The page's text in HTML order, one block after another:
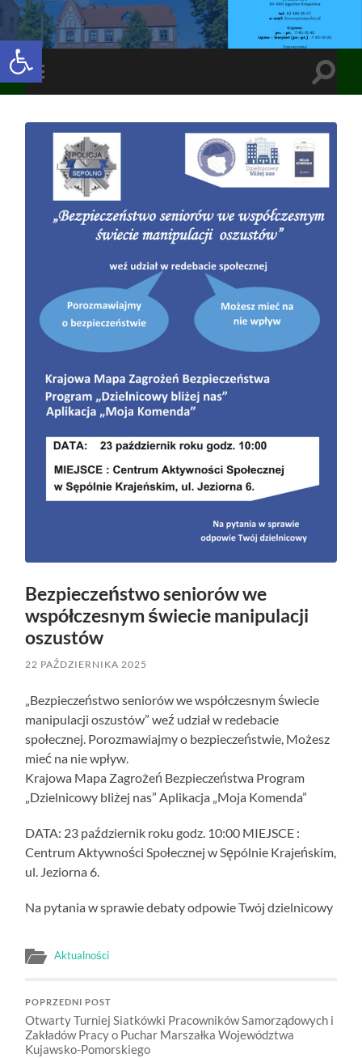
Open toolbar
Toggle
mobile
Toggle
Bezpieczeństwo seniorów we
współczesnym świecie manipulacji
oszustów
22 PAŹDZIERNIKA 2025
„Bezpieczeństwo seniorów we współczesnym świecie
manipulacji oszustów” weź udział w redebacie
społecznej. Porozmawiajmy o bezpieczeństwie, Możesz
mieć na nie wpływ.
Krajowa Mapa Zagrożeń Bezpieczeństwa Program
„Dzielnicowy bliżej nas” Aplikacja „Moja Komenda”
DATA: 23 październik roku godz. 10:00 MIEJSCE :
Centrum Aktywności Społecznej w Sępólnie Krajeńskim,
ul. Jeziorna 6.
Na pytania w sprawie debaty odpowie Twój dzielnicowy
Aktualności
POPRZEDNI POST
Otwarty Turniej Siatkówki Pracowników Samorządowych i
Zakładów Pracy o Puchar Marszałka Województwa
Kujawsko-Pomorskiego